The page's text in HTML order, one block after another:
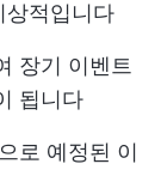
상적입니다
장기 이벤트
됩니다
로 예정된 이